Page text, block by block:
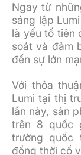
Ngay từ
sáng lập
là yếu tố tiên
soát và đảm
đến sự lớn
Với thỏa
Lumi tại thị
lần này, sản
trên 8 quốc
trường quốc
đồng thời cổ